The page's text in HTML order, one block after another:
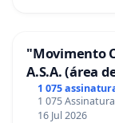
"Movimento
A.S.A. (área
Coimbra
1 075
1 075
16 Jul 2026